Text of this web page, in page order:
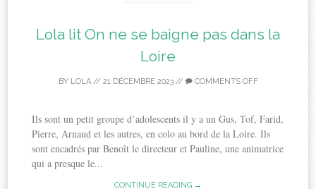
Lola lit On ne se baigne pas dans la
Loire
BY LOLA// 21 DÉCEMBRE 2023// COMMENTS OFF
Ils sont un petit groupe d’adolescents il y a un Gus, Tof, Farid,
Pierre, Arnaud et les autres, en colo au bord de la Loire. Ils
sont encadrés par Benoît le directeur et Pauline, une animatrice
qui a presque le...
CONTINUE READING →